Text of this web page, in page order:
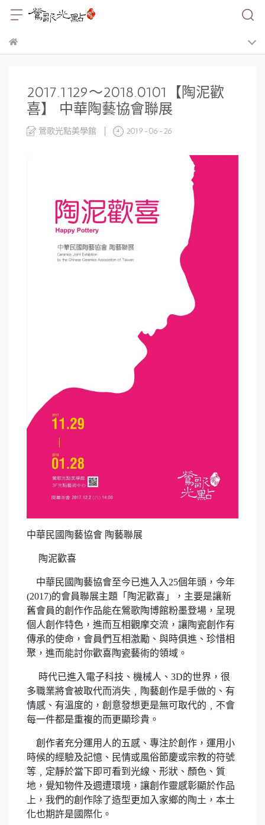
2017.1129～2018.0101【陶泥歡
喜】 中華陶藝協會聯展
鶯歌光點美學館 2019-06-26
中華民國陶藝協會 陶藝聯展
陶泥歡喜
中華民國陶藝協會至今已進入入25個年頭，今年
(2017)的會員聯展主題「陶泥歡喜」，主要是讓新
舊會員的創作作品能在鶯歌陶博館粉墨登場，呈現
個人創作特色，進而互相觀摩交流，讓陶瓷創作有
傳承的使命，會員們互相激勵、與時俱進、珍惜相
聚，進而能討你歡喜陶瓷藝術的領域。
時代已進入電子科技、機械人、3D的世界，很
多職業將會被取代而消失﹐陶藝創作是手做的、有
情感、有溫度的，創意發想更是無可取代的﹐不會
每一件都是重複的而更顯珍貴。
創作者充分運用人的五感、專注於創作，運用小
時候的經驗及記憶、民情或風俗節慶或宗教的符號
等﹐定靜於當下即可看到光線、形狀、顏色、質
地，覺知物件及週遭環境，讓創作靈感彰顯於作品
上，我們的創作除了造型更加入家鄉的陶土，本土
化也期許是國際化。